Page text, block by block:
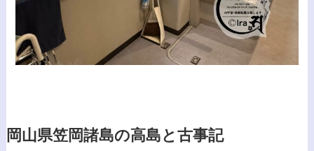
岡山県笠岡諸島の高島と古事記